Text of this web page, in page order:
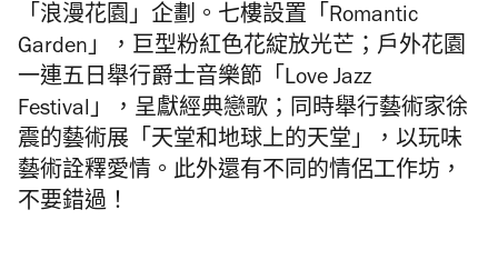
「浪漫花園」企劃。七樓設置「Romantic
Garden」，巨型粉紅色花綻放光芒；戶外花園
一連五日舉行爵士音樂節「Love Jazz
Festival」，呈獻經典戀歌；同時舉行藝術家徐
震的藝術展「天堂和地球上的天堂」，以玩味
藝術詮釋愛情。此外還有不同的情侶工作坊，
不要錯過！